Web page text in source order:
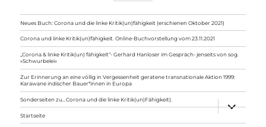
Neues Buch: Corona und die linke Kritik(un)fähigkeit (erschienen Oktober 2021)
Corona und linke Kritik(un)fähigkeit. Online-Buchvorstellung vom 23.11.2021
„Corona & linke Kritik(un) fähigkeit“- Gerhard Hanloser im Gespräch- jenseits von sog.
»Schwurbelei«
Zur Erinnerung an eine völlig in Vergessenheit geratene transnationale Aktion 1999:
Karawane indischer Bauer*innen in Europa
Sonderseiten zu…Corona und die linke Kritik(un)Fähigkeit).
anzeigen
Startseite